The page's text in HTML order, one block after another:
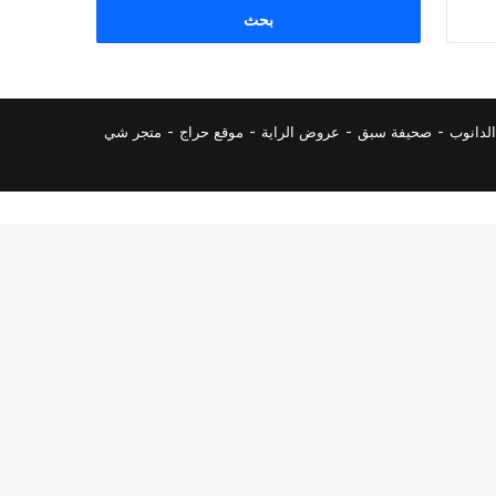
- صحيفة سبق - عروض الراية - موقع حراج - متجر شي